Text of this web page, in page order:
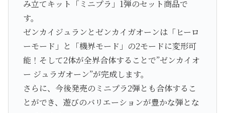
み立てキット「ミニプラ」1弾のセット商品で
す。
ゼンカイジュランとゼンカイガオーンは「ヒーロ
ーモード」と「機界モード」の2モードに変形可
能！そして2体が全界合体することで”ゼンカイオ
ー ジュラガオーン”が完成します。
さらに、今後発売のミニプラ2弾とも合体するこ
とができ、遊びのバリエーションが豊かな弾とな